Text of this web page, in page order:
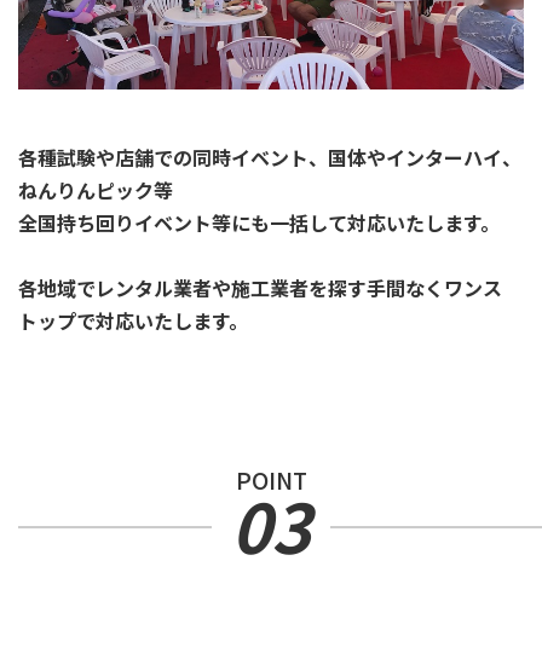
各種試験や店舗での同時イベント、国体やインターハイ、
ねんりんピック等
全国持ち回りイベント等にも一括して対応いたします。
各地域でレンタル業者や施工業者を探す手間なくワンス
トップで対応いたします。
POINT
03